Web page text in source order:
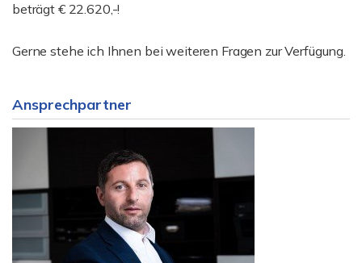
beträgt € 22.620,-!
Gerne stehe ich Ihnen bei weiteren Fragen zur Verfügung.
Ansprechpartner